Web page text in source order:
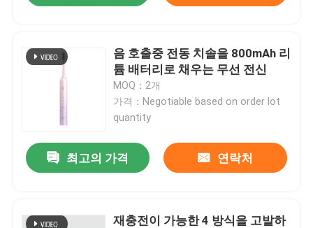
음 호출중 전동 치솔을 800mAh 리
튬 배터리로 채우는 무선 전신
MOQ：2개
가격：Negotiable based on order lot
quantity
최고의 가격 연락처
재충전이 가능한 4 방식을 고발하